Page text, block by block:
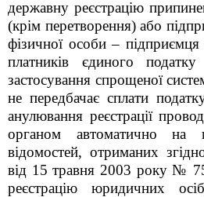
державну реєстрацію
(крім перетворення) або
фізичної особи –
платників єдиного
застосування спрощеної
не передбачає сплати
анулювання реєстрації
органом автоматично на
відомостей, отриманих
від 15 травня 2003 року №
реєстрацію юридичних